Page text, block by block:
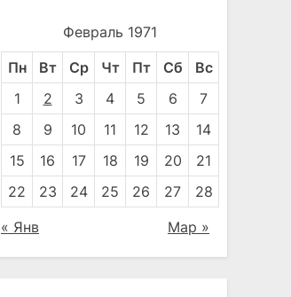
Февраль 1971
Пн Вт Ср Чт Пт Сб
Вс
1
2 3 4 5 6
7
8
9 10 11 12 13
14
15
16 17 18 19 20
21
22
23 24 25 26 27 28
« Янв Мар »